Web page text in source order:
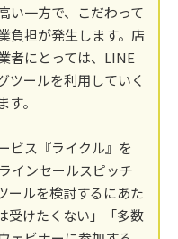
い一方で、こだわって
負担が発生します。店
者にとっては、LINE
ツールを利用していく
。
ビス『ライクル』を
インセールスピッチ
ールを検討するにあた
受けたくない」「多数